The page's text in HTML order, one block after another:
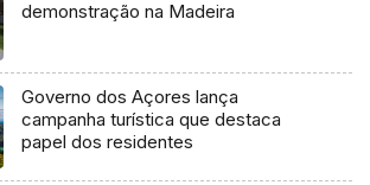
demonstração na Madeira
Governo dos Açores lança
campanha turística que destaca
papel dos residentes